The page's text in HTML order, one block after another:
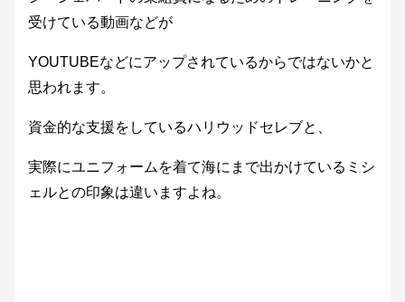
受けている動画などが
YOUTUBEなどにアップされているからではないかと
思われます。
資金的な支援をしているハリウッドセレブと、
実際にユニフォームを着て海にまで出かけているミシ
ェルとの印象は違いますよね。